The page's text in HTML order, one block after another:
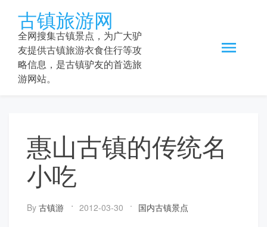
content
古镇旅游网
全网搜集古镇景点，为广大驴
友提供古镇旅游衣食住行等攻
略信息，是古镇驴友的首选旅
游网站。
惠山古镇的传统名
小吃
By 古镇游 2012-03-30 国内古镇景点